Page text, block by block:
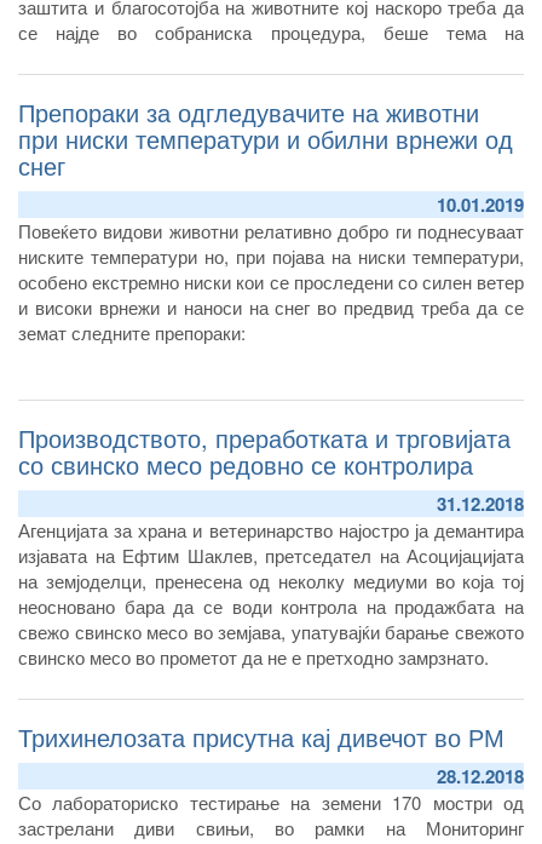
заштита и благосотојба на животните кој наскоро треба да
се најде во собраниска процедура, беше тема на
за храна и ветеринарство Зоран Атанасов го одржа со
претставници на релевантни здруженија од областа на
кинологијата.
Препораки за одгледувачите на животни
при ниски температури и обилни врнежи од
снег
10.01.2019
Повеќето видови животни релативно добро ги поднесуваат
ниските температури но, при појава на ниски температури,
особено екстремно ниски кои се проследени со силен ветер
и високи врнежи и наноси на снег во предвид треба да се
земат следните препораки:
Производството, преработката и тргoвијата
со свинско месо редовно се контролира
31.12.2018
Агенцијата за храна и ветеринарство најостро ја демантира
изјавата на Ефтим Шаклев, претседател на Асоцијацијата
на земјоделци, пренесена од неколку медиуми во која тој
неосновано бара да се води контрола на продажбата на
свежо свинско месо во земјава, упатувајќи барање свежото
свинско месо во прометот да не е претходно замрзнато.
Трихинелозата присутна кај дивечот во РМ
28.12.2018
Со лабораториско тестирање на земени 170 мостри од
застрелани диви свињи, во рамки на Мониторинг